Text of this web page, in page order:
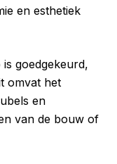
en esthetiek
goedgekeurd,
omvat het
en
van de bouw of